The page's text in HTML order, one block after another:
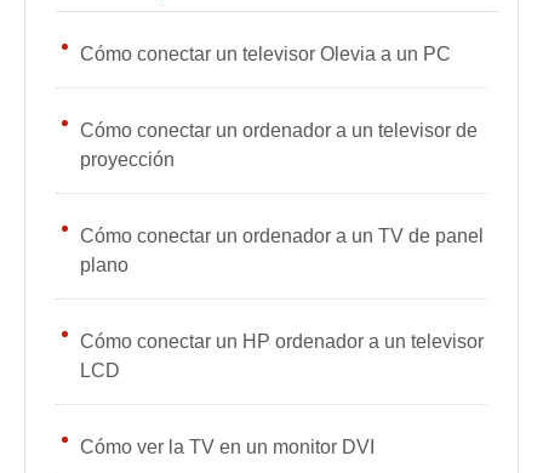
Cómo conectar un televisor Olevia a un PC
Cómo conectar un ordenador a un televisor de
proyección
Cómo conectar un ordenador a un TV de panel
plano
Cómo conectar un HP ordenador a un televisor
LCD
Cómo ver la TV en un monitor DVI